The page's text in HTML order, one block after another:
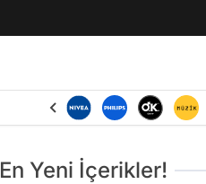
En Yeni İçerikler!